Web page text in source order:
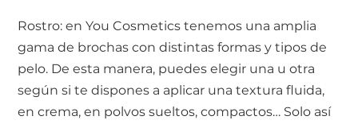
Rostro: en You Cosmetics tenemos una amplia
gama de brochas con distintas formas y tipos de
pelo. De esta manera, puedes elegir una u otra
según si te dispones a aplicar una textura fluida,
en crema, en polvos sueltos, compactos… Solo así